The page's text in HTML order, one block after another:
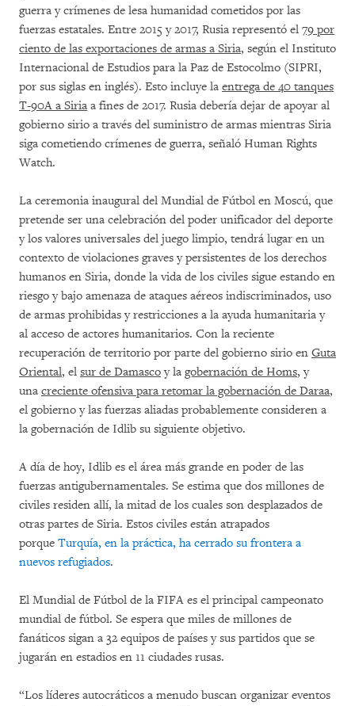
guerra y crímenes de lesa humanidad cometidos por las
fuerzas estatales. Entre 2015 y 2017, Rusia representó el 79 por
ciento de las exportaciones de armas a Siria, según el Instituto
Internacional de Estudios para la Paz de Estocolmo (SIPRI,
por sus siglas en inglés). Esto incluye la entrega de 40 tanques
T-90A a Siria a fines de 2017. Rusia debería dejar de apoyar al
gobierno sirio a través del suministro de armas mientras Siria
siga cometiendo crímenes de guerra, señaló Human Rights
Watch.
La ceremonia inaugural del Mundial de Fútbol en Moscú, que
pretende ser una celebración del poder unificador del deporte
y los valores universales del juego limpio, tendrá lugar en un
contexto de violaciones graves y persistentes de los derechos
humanos en Siria, donde la vida de los civiles sigue estando en
riesgo y bajo amenaza de ataques aéreos indiscriminados, uso
de armas prohibidas y restricciones a la ayuda humanitaria y
al acceso de actores humanitarios. Con la reciente
recuperación de territorio por parte del gobierno sirio en Guta
Oriental, el sur de Damascoy la gobernación de Homs, y
una creciente ofensiva para retomar la gobernación de Daraa,
el gobierno y las fuerzas aliadas probablemente consideren a
la gobernación de Idlib su siguiente objetivo.
A día de hoy, Idlib es el área más grande en poder de las
fuerzas antigubernamentales. Se estima que dos millones de
civiles residen allí, la mitad de los cuales son desplazados de
otras partes de Siria. Estos civiles están atrapados
porque Turquía, en la práctica, ha cerrado su frontera a
nuevos refugiados.
El Mundial de Fútbol de la FIFA es el principal campeonato
mundial de fútbol. Se espera que miles de millones de
fanáticos sigan a 32 equipos de países y sus partidos que se
jugarán en estadios en 11 ciudades rusas.
“Los líderes autocráticos a menudo buscan organizar eventos